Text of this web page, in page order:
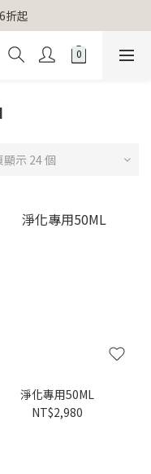
香遇熊超人行李吊牌
折起
香遇熊超人行李吊牌
顯示 24 個
淨化專用50ML
NT$2,980